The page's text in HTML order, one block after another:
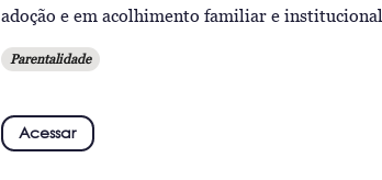
adoção e em acolhimento familiar e institucional
Parentalidade
Acessar